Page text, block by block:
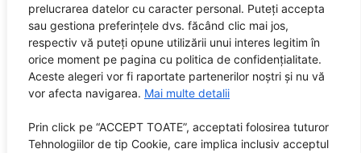
prelucrarea datelor cu caracter personal. Puteți accepta
sau gestiona preferințele dvs. făcând clic mai jos,
respectiv vă puteți opune utilizării unui interes legitim în
orice moment pe pagina cu politica de confidențialitate.
Aceste alegeri vor fi raportate partenerilor noștri și nu vă
vor afecta navigarea. Mai multe detalii
Prin click pe “ACCEPT TOATE”, acceptati folosirea tuturor
Tehnologiilor de tip Cookie, care implica inclusiv acceptul